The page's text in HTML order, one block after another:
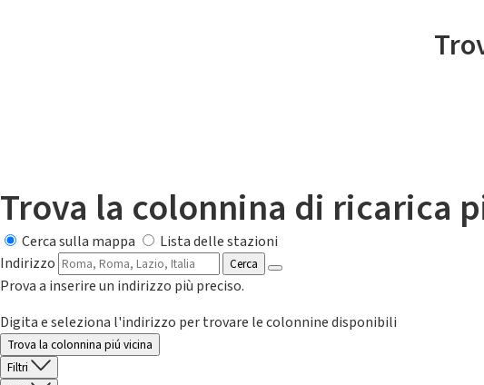
Trova la colonnina di ricarica
Cerca sulla mappa
Lista delle stazioni
Indirizzo
Cerca
Prova a inserire un indirizzo più preciso.
Digita e seleziona l'indirizzo per trovare le colonnine disponibili
Trova la colonnina piú vicina
Filtri